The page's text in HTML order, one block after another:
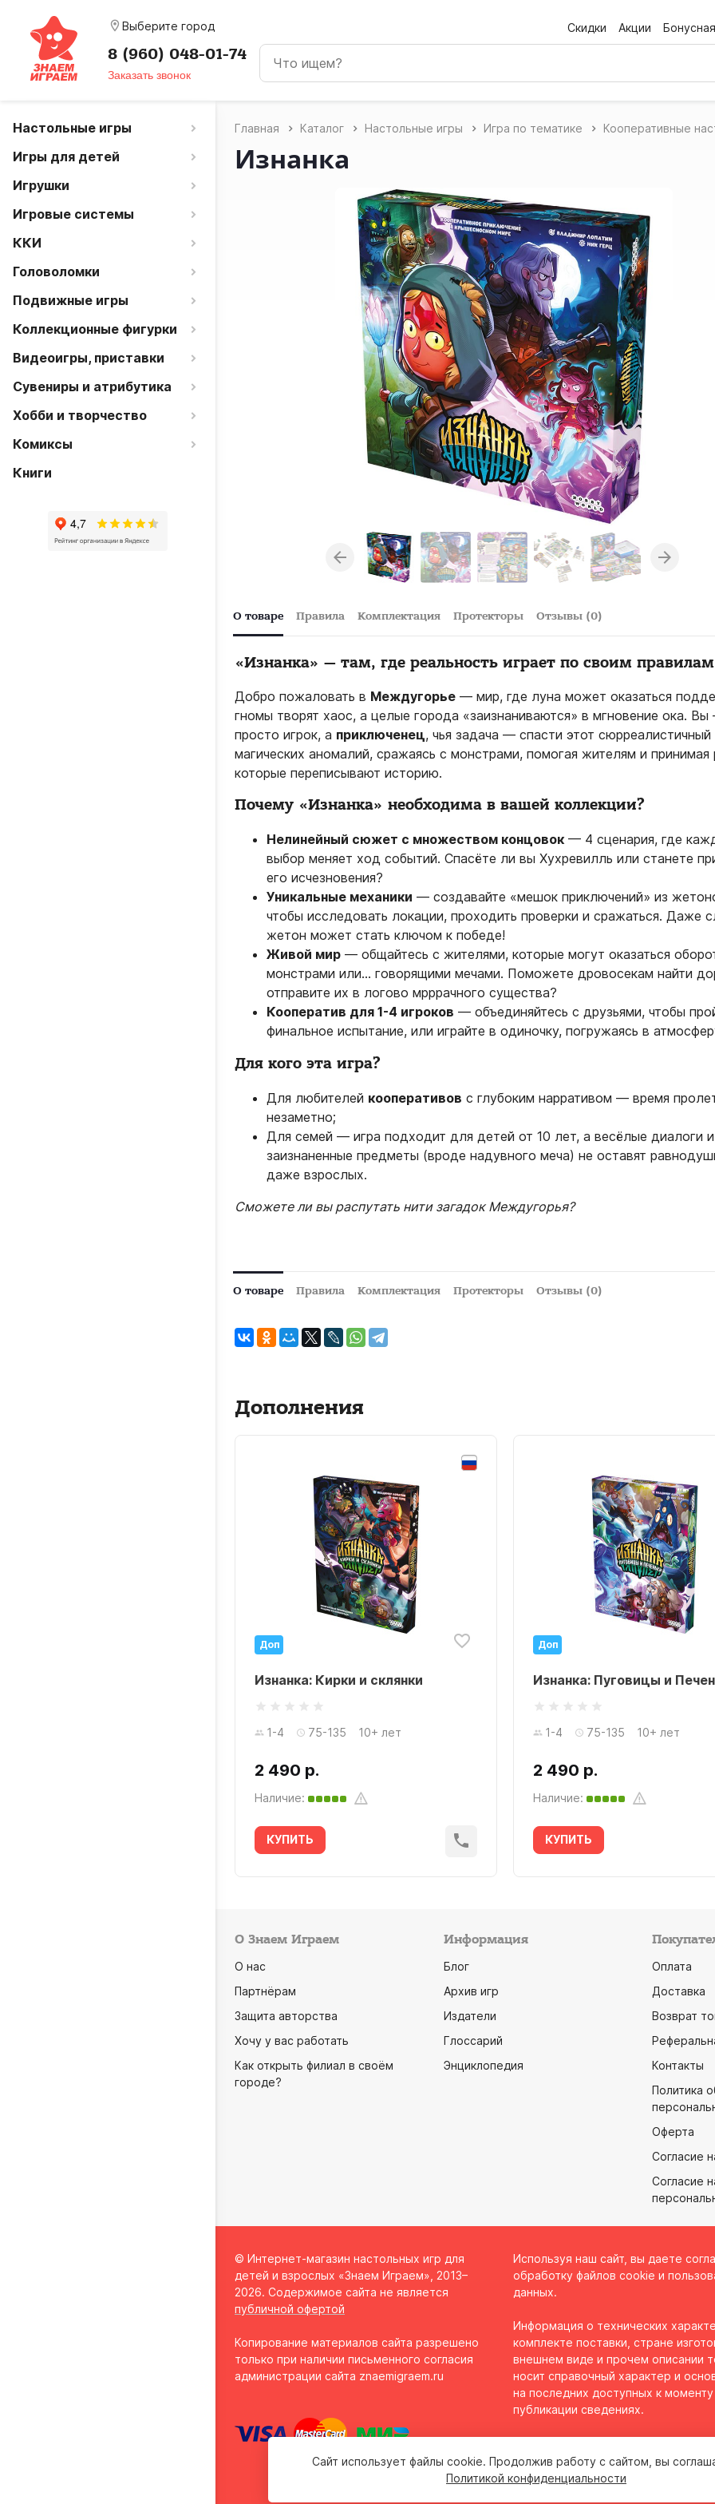
room Выберите город Скидки Акции
8 (960) 048-01-74
Заказать звонок
Настольные игры
Игры для детей
Игрушки
Игровые системы
ККИ
Головоломки
Подвижные игры
Коллекционные фигурки
Видеоигры, приставки
Сувениры и атрибутика
Хобби и творчество
Комиксы
Книги
Главная Каталог Настольные игры Игра по тематике Кооперативные
Изнанка
О товаре Правила Комплектация Протекторы Отзывы (0)
«Изнанка» — там, где реальность играет по своим
Добро пожаловать в Междугорье — мир, где луна может оказаться
гномы творят хаос, а целые города «заизнаниваются» в мгновение ока.
просто игрок, а приключенец, чья задача — спасти этот сюрреалистичный
магических аномалий, сражаясь с монстрами, помогая жителям и принимая
которые переписывают историю.
Почему «Изнанка» необходима в вашей коллекции?
Нелинейный сюжет с множеством концовок — 4 сценария, где
выбор меняет ход событий. Спасёте ли вы Хухревилль или станете
его исчезновения?
Уникальные механики — создавайте «мешок приключений» из
чтобы исследовать локации, проходить проверки и сражаться. Даже
жетон может стать ключом к победе!
Живой мир — общайтесь с жителями, которые могут оказаться
монстрами или… говорящими мечами. Поможете дровосекам найти
отправите их в логово мрррачного существа?
Кооператив для 1-4 игроков — объединяйтесь с друзьями, чтобы
финальное испытание, или играйте в одиночку, погружаясь в
Для кого эта игра?
Для любителей кооперативов с глубоким нарративом — время
незаметно;
Для семей — игра подходит для детей от 10 лет, а весёлые диалоги и
заизнаненные предметы (вроде надувного меча) не оставят
даже взрослых.
Сможете ли вы распутать нити загадок Междугорья?
О товаре Правила Комплектация Протекторы Отзывы (0)
Дополнения
Доп
Изнанка: Кирки и склянки
1-4 75-135 10+ лет
2 490 р.
Наличие:
КУПИТЬ
Доп
Изнанка: Пуговицы и
1-4 75-135 10+ лет
2 490 р.
Наличие:
КУПИТЬ
О Знаем Играем
О нас
Партнёрам
Защита авторства
Хочу у вас работать
Как открыть филиал в своём
городе?
Информация
Блог
Архив игр
Издатели
Глоссарий
Энциклопедия
Оплата
Доставка
Возврат
Контакты
Политика
Оферта
Согласие
Согласие
© Интернет-магазин настольных игр для
детей и взрослых «Знаем Играем», 2013–
2026. Содержимое сайта не является
публичной офертой
Копирование материалов сайта разрешено
только при наличии письменного согласия
администрации сайта znaemigraem.ru
Используя наш сайт, вы даете
обработку файлов cookie и
данных.
Информация о технических
комплекте поставки, стране
внешнем виде и прочем описании
носит справочный характер и
на последних доступных к моменту
публикации сведениях.
Сайт использует файлы cookie. Продолжив работу с сайтом, вы
Политикой конфиденциальности